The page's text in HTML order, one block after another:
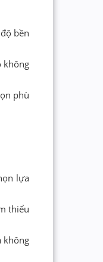
bền
không
phù
lựa
thiểu
không